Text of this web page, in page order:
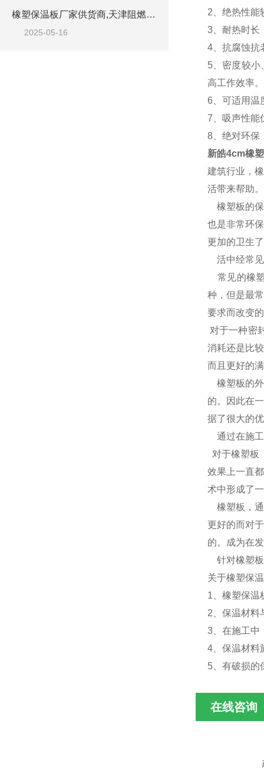
橡塑保温板厂家供货商,天津阻燃橡塑板材
2025-05-16
2、绝热性能
3、耐热时长
4、抗腐蚀抗
5、密度较小
高工作效率。
6、可适用温
7、吸声性能
8、绝对环保
新皓4cm橡
建筑行业，
活带来帮助。
橡塑板的保
也是非常环
更加的卫生
活中经常见
常见的橡塑
种，但是最
要求而改变
对于一种密
消耗还是比
而且更好的
橡塑板的外
的。因此在
据了很大的
通过在施工
对于橡塑板
效果上一直
术中形成了
橡塑板，通
更好的而对
的。成为在
针对橡塑板
关于橡塑保
1、橡塑保温
2、保温材料
3、在施工中
4、保温材料
5、有破损的
在线咨询